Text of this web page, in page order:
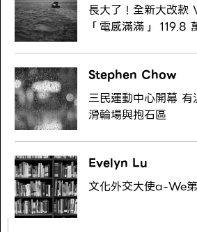
長大了！全新大改
「電感滿滿」 119.8
Stephen Chow
三民運動中心開幕
滑輪場與抱石區
Evelyn Lu
文化外交大使a-We